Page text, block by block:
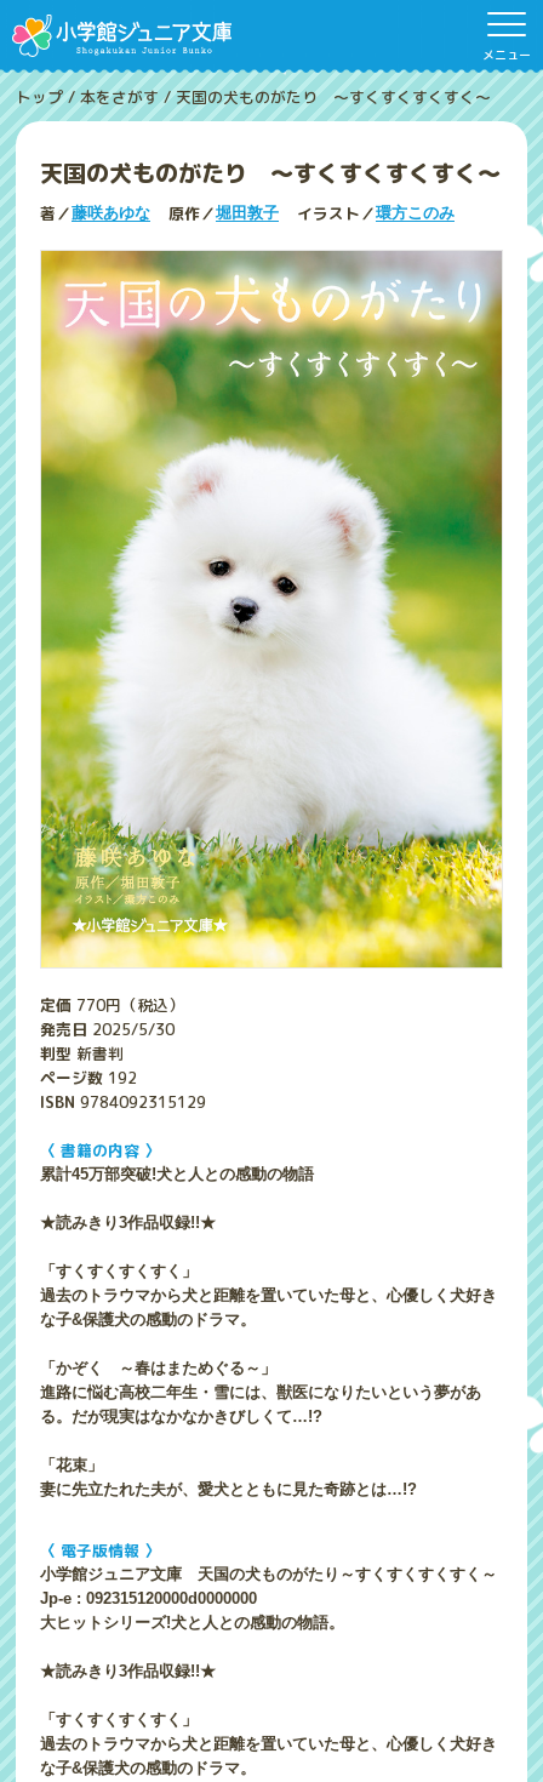
メニュー
トップ /本をさがす /天国の犬ものがたり ～すくすくすくすく～
天国の犬ものがたり ～すくすくすくすく～
著／藤咲あゆな 原作／堀田敦子 イラスト／環方このみ
定価 770円（税込）
発売日 2025/5/30
判型 新書判
ページ数 192
ISBN9784092315129
〈 書籍の内容 〉
累計45万部突破!犬と人との感動の物語
★読みきり3作品収録!!★
「すくすくすくすく」
過去のトラウマから犬と距離を置いていた母と、心優しく犬好き
な子&保護犬の感動のドラマ。
「かぞく ～春はまためぐる～」
進路に悩む高校二年生・雪には、獣医になりたいという夢があ
る。だが現実はなかなかきびしくて…!?
「花束」
妻に先立たれた夫が、愛犬とともに見た奇跡とは…!?
〈 電子版情報 〉
小学館ジュニア文庫 天国の犬ものがたり～すくすくすくすく～
Jp-e : 092315120000d0000000
大ヒットシリーズ!犬と人との感動の物語。
★読みきり3作品収録!!★
「すくすくすくすく」
過去のトラウマから犬と距離を置いていた母と、心優しく犬好き
な子&保護犬の感動のドラマ。